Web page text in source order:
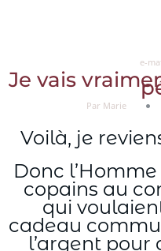
e-
Je vais
Par Marie
Voilà, je
Donc
copains au
qui
cadeau
l’argent pour